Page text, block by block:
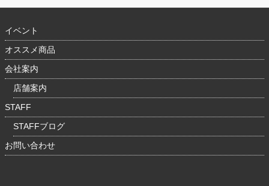
イベント
オススメ商品
会社案内
店舗案内
STAFF
STAFFブログ
お問い合わせ